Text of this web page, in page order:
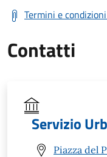
Termini e
Contatti
Servizio
Piazza del